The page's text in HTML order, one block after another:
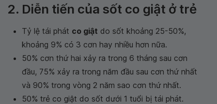
2. Diễn tiến của sốt co giật ở trẻ
Tỷ lệ tái phát co giật do sốt khoảng 25-50%,
khoảng 9% có 3 cơn hay nhiều hơn nữa.
50% cơn thứ hai xảy ra trong 6 tháng sau cơn
đầu, 75% xảy ra trong năm đầu sau cơn thứ nhất
và 90% trong vòng 2 năm sao cơn thứ nhất.
50% trẻ co giật do sốt dưới 1 tuổi bị tái phát.